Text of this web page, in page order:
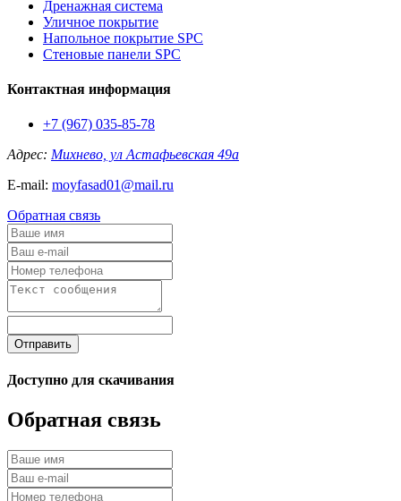
Дренажная система
Уличное покрытие
Напольное покрытие SPC
Стеновые панели SPC
Контактная информация
+7 (967) 035-85-78
Адрес: Михнево, ул Астафьевская 49а
E-mail: moyfasad01@mail.ru
Обратная связь
Отправить
Доступно для скачивания
Обратная связь